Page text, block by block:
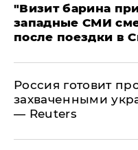
"Визит барина
западные СМИ
после поездки в
​Россия готовит
захваченными
— Reuters